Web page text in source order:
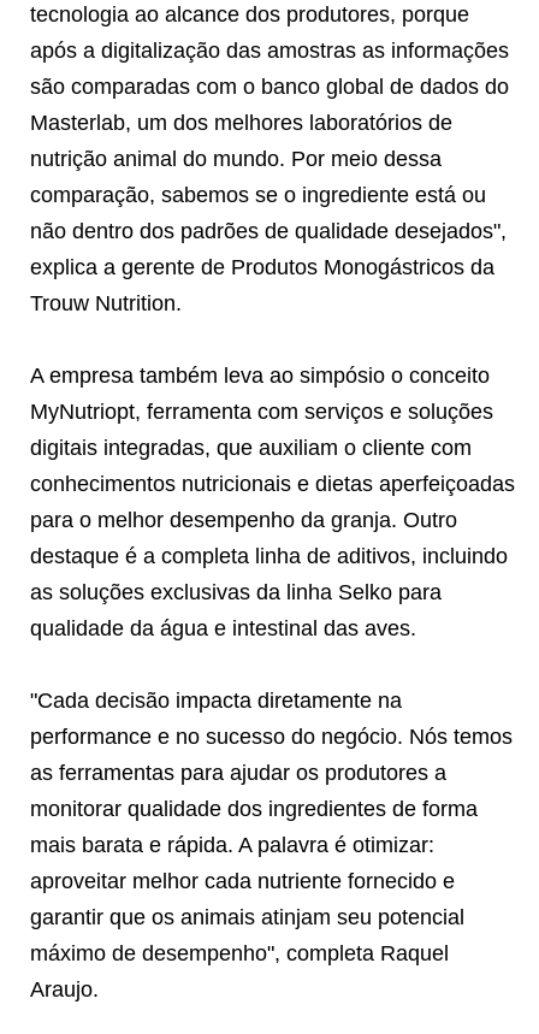
tecnologia ao alcance dos produtores, porque
após a digitalização das amostras as informações
são comparadas com o banco global de dados do
Masterlab, um dos melhores laboratórios de
nutrição animal do mundo. Por meio dessa
comparação, sabemos se o ingrediente está ou
não dentro dos padrões de qualidade desejados",
explica a gerente de Produtos Monogástricos da
Trouw Nutrition.
A empresa também leva ao simpósio o conceito
MyNutriopt, ferramenta com serviços e soluções
digitais integradas, que auxiliam o cliente com
conhecimentos nutricionais e dietas aperfeiçoadas
para o melhor desempenho da granja. Outro
destaque é a completa linha de aditivos, incluindo
as soluções exclusivas da linha Selko para
qualidade da água e intestinal das aves.
"Cada decisão impacta diretamente na
performance e no sucesso do negócio. Nós temos
as ferramentas para ajudar os produtores a
monitorar qualidade dos ingredientes de forma
mais barata e rápida. A palavra é otimizar:
aproveitar melhor cada nutriente fornecido e
garantir que os animais atinjam seu potencial
máximo de desempenho", completa Raquel
Araujo.